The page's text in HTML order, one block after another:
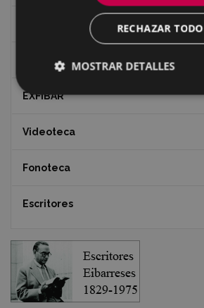
Revista "Gure Herria"
Documentos y artículos
EXFIBAR
Videoteca
Fonoteca
Escritores
RECHAZAR TODO
MOSTRAR DETALLES